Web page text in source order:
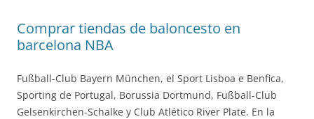
Comprar tiendas de baloncesto en
barcelona NBA
Fußball-Club Bayern München, el Sport Lisboa e Benfica,
Sporting de Portugal, Borussia Dortmund, Fußball-Club
Gelsenkirchen-Schalke y Club Atlético River Plate. En la